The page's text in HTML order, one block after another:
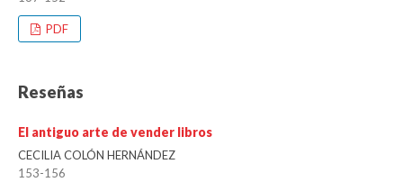
PDF
Reseñas
El antiguo arte de vender libros
CECILIA COLÓN HERNÁNDEZ
153-156